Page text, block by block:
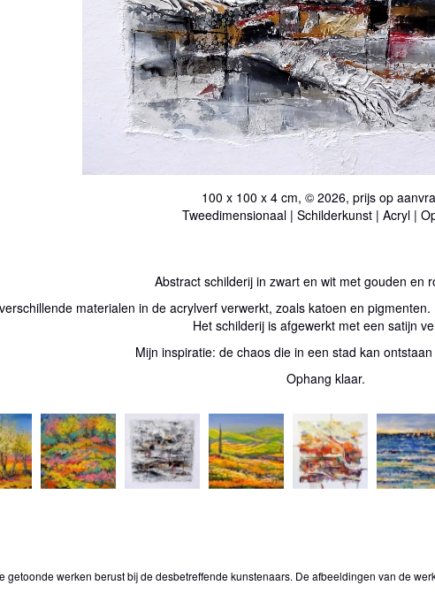
100 x 100 x 4 cm, © 2026, prijs op
Tweedimensionaal | Schilderkunst | Acryl |
Abstract schilderij in zwart en wit met gouden en
materialen in de acrylverf verwerkt, zoals katoen en
Het schilderij is afgewerkt met een satijn
Mijn inspiratie: de chaos die in een stad kan
Ophang klaar.
getoonde werken berust bij de desbetreffende kunstenaars. De afbeeldingen van de